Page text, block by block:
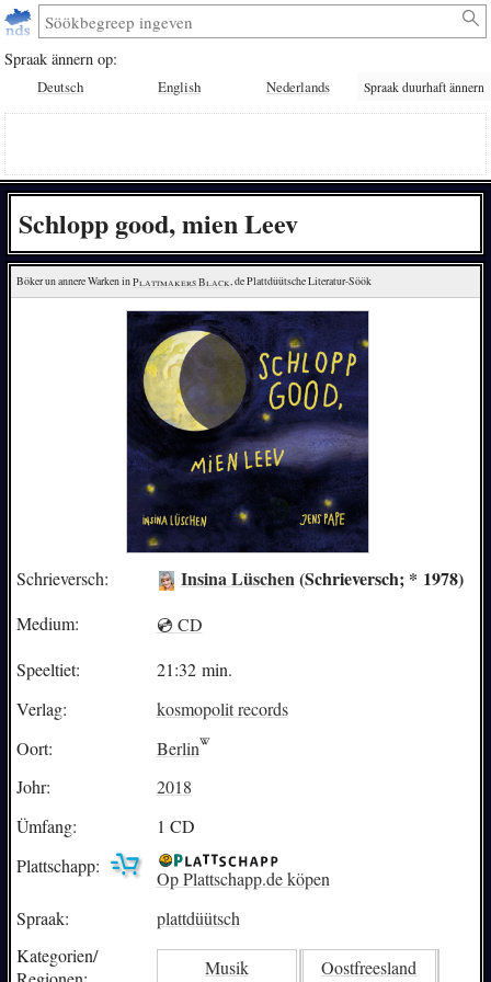
Spraak ännern op:
Deutsch English Nederlands Spraak duurhaft ännern
Schlopp good, mien Leev
Böker un annere Warken in Plattmakers Black, de Plattdüütsche Literatur-Söök
Schrieversch: Insina Lüschen(Schrieversch; * 1978)
Medium:
💿 CD
Speeltiet:
21:32 min.
Verlag:
kosmopolit records
Oort:
Berlin
Johr:
2018
Ümfang:
1 CD
Plattschapp:
Op Plattschapp.de köpen
Spraak:
plattdüütsch
Kategorien/
Musik Oostfreesland